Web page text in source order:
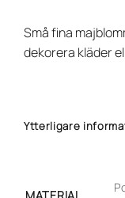
Små fina
dekorera kläder
Ytterligare